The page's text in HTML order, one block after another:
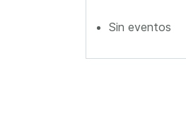
Sin eventos